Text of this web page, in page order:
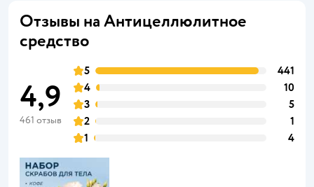
Отзывы на Антицеллюлитное
средство
4,9
461 отзыв
5
441
4
10
3
5
2
1
1
4